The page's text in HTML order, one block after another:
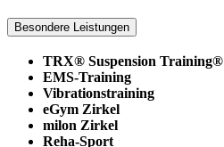
Besondere Leistungen
TRX® Suspension Training®
EMS-Training
Vibrationstraining
eGym Zirkel
milon Zirkel
Reha-Sport